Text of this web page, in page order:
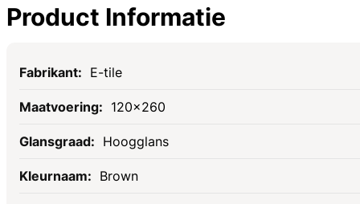
Product Informatie
Specificaties
E-tile
120x260
Hoogglans
Brown